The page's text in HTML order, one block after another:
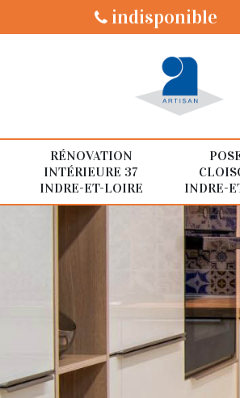
indisponible
RÉNOVATION
INTÉRIEURE 37
INDRE-ET-LOIRE
INDRE-